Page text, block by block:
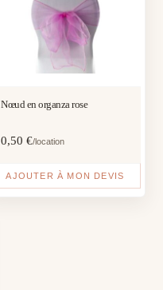
Nœud en organza rose
0,50 €/location
AJOUTER À MON DEVIS